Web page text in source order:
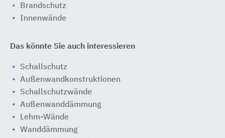
Brandschutz
Innenwände
Das könnte Sie auch interessieren
Schallschutz
Außenwandkonstruktionen
Schallschutzwände
Außenwanddämmung
Lehm-Wände
Wanddämmung